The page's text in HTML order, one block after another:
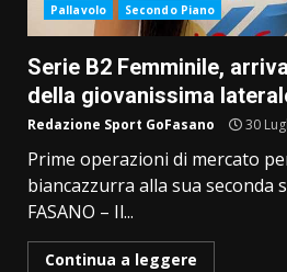
Pallavolo Secondo Piano
Serie B2 Femminile,
della giovanissima
Redazione Sport GoFasano 30
Prime operazioni di mercato
biancazzurra alla sua seconda
FASANO – Il...
Continua a leggere